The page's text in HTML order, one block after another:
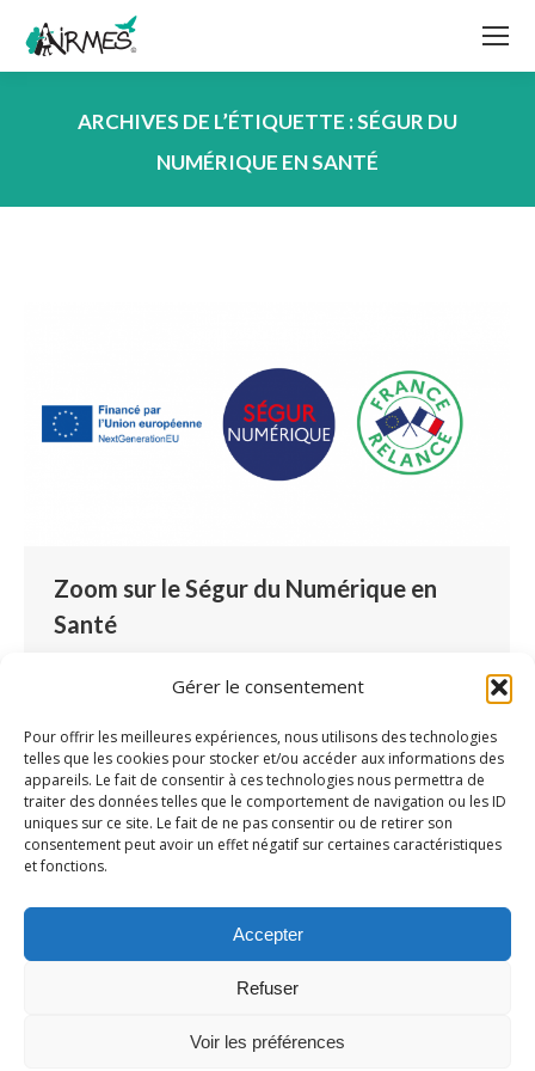
Gérer le consentement
Pour offrir les meilleures expériences, nous utilisons des technologies
telles que les cookies pour stocker et/ou accéder aux informations des
appareils. Le fait de consentir à ces technologies nous permettra de
traiter des données telles que le comportement de navigation ou les ID
uniques sur ce site. Le fait de ne pas consentir ou de retirer son
consentement peut avoir un effet négatif sur certaines caractéristiques
et fonctions.
Accepter
Refuser
Voir les préférences
ARCHIVES DE L’ÉTIQUETTE :SÉGUR DU
NUMÉRIQUE EN SANTÉ
Zoom sur le Ségur du Numérique en
Santé
Laisser un commentaire
Le Ségur du Numérique en Santé est un
programme de l’Etat dédié à la numérisation du
parcours de soins grâce à un investissement de
2 milliards d’euros. Il est financé par le Plan de
Relance et par Résilience Européen. Zoom sur
l’écosystème numérique construit autour de la
santé et impactera…